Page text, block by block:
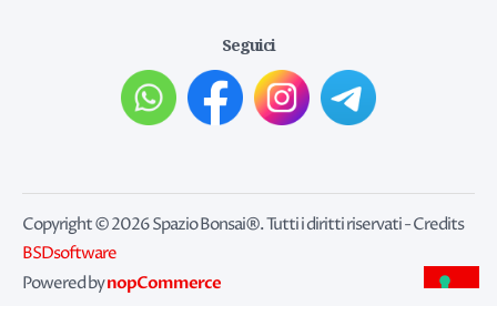
Seguici
Copyright © 2026 Spazio Bonsai®. Tutti i diritti riservati - Credits
BSDsoftware
Powered bynopCommerce